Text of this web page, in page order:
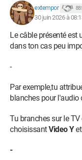
extempor
30 juin 2026 à
Le câble présenté
dans ton cas peu
-
Par exemple,tu
blanches pour l'audio
Tu branches sur le
choisissantVideo Yet
-